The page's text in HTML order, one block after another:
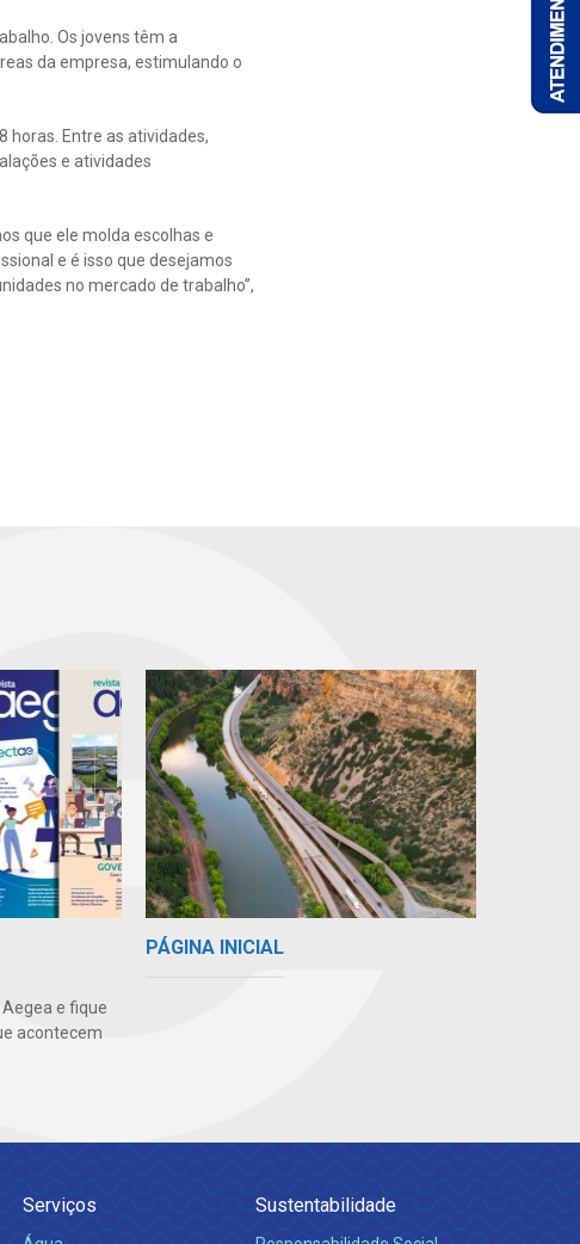
Os jovens têm a
da empresa, estimulando o
horas. Entre as atividades,
e atividades
que ele molda escolhas e
e é isso que desejamos
no mercado de trabalho”,
e fique
acontecem
PÁGINA INICIAL
Serviços Sustentabilidade